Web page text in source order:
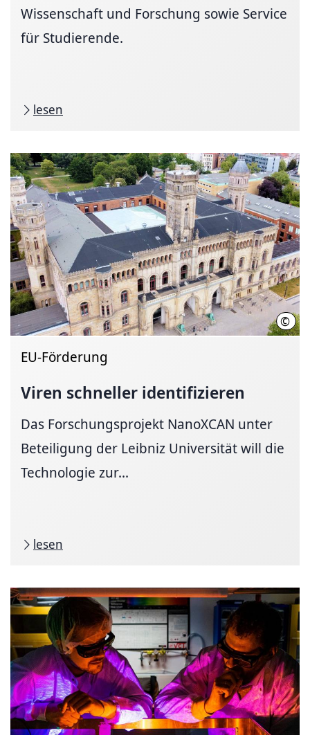
Wissenschaft und Forschung sowie Service
für Studierende.
lesen
©
EU-Förderung
Viren schneller identifizieren
Das Forschungsprojekt NanoXCAN unter
Beteiligung der Leibniz Universität will die
Technologie zur...
lesen